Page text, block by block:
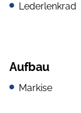
Lederlenkrad
Aufbau
Markise